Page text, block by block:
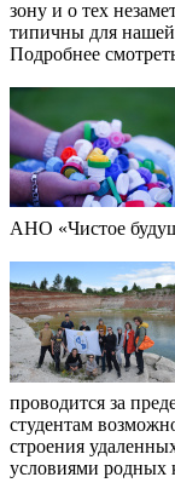
зону и о тех
типичны для
Подробнее
АНО «Чистое
проводится за
студентам
строения
условиями родных